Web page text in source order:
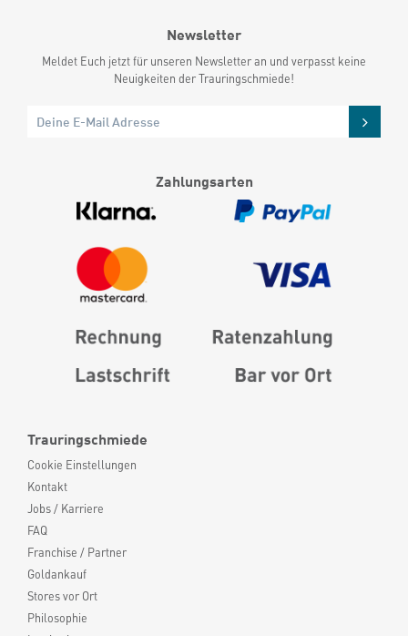
Trauringschmiede
Cookie Einstellungen
Kontakt
Jobs / Karriere
FAQ
Franchise / Partner
Goldankauf
Stores vor Ort
Philosophie
Newsletter
Meldet Euch jetzt für unseren Newsletter an und verpasst keine
Neuigkeiten der Trauringschmiede!
Zahlungsarten